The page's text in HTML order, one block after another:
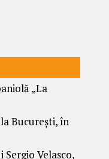
„La
București, în
Velasco,